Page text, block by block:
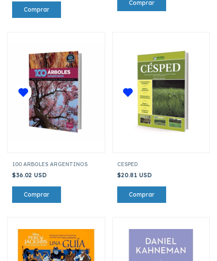
100 ARBOLES ARGENTINOS
$36.02 USD
CESPED
$20.81 USD